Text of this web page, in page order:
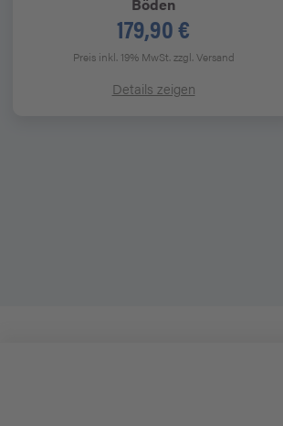
179,90 €
Preis inkl. 19% MwSt.zzgl. Versand
Details zeigen